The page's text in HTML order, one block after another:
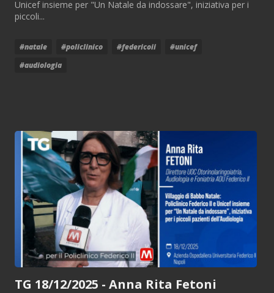
Unicef insieme per "Un Natale da indossare", iniziativa per i
piccoli...
#natale #policlinico #federicoii
#unicef
#audiologia
TG 18/12/2025 - Anna Rita Fetoni